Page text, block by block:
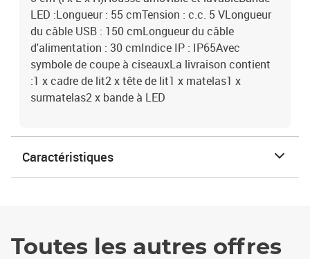
LED :Longueur : 55 cmTension : c.c. 5 VLongueur
du câble USB : 150 cmLongueur du câble
d'alimentation : 30 cmIndice IP : IP65Avec
symbole de coupe à ciseauxLa livraison contient
:1 x cadre de lit2 x tête de lit1 x matelas1 x
surmatelas2 x bande à LED
Caractéristiques
Toutes les autres offres